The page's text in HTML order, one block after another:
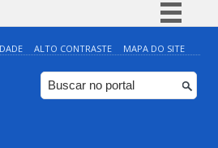
Simplifique!
Comunica BR
Participe
ALTO CONTRASTE MAPA DO SITE